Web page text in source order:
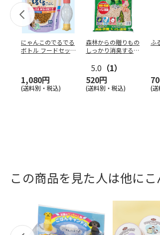
にゃんこのでるでる
ボトル フードセッ
1,080円
(送料別・税込)
森林からの贈りもの
しっかり消臭するひ
5.0 （1）
520円
(送料別・税込)
ふ
(送
この商品を見た人は他にこ